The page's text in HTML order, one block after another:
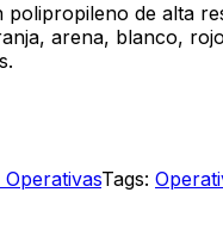
polipropileno de alta
arena, blanco,
OperativasTags: